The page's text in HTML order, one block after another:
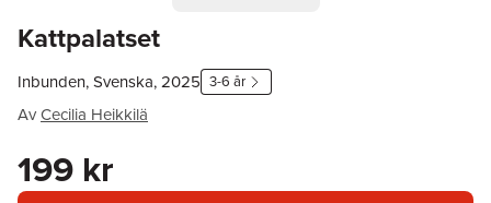
Kattpalatset
Inbunden, Svenska, 2025 3-6 år
AvCecilia Heikkilä
199 kr